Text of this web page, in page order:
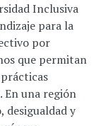
Inclusiva
para la
por
que permitan
En una región
desigualdad y